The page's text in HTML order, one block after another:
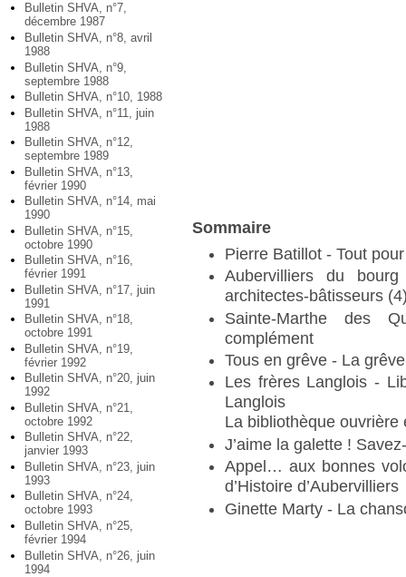
Bulletin SHVA, n°7,
décembre 1987
Bulletin SHVA, n°8, avril
1988
Bulletin SHVA, n°9,
septembre 1988
Bulletin SHVA, n°10, 1988
Bulletin SHVA, n°11, juin
1988
Bulletin SHVA, n°12,
septembre 1989
Bulletin SHVA, n°13,
février 1990
Bulletin SHVA, n°14, mai
1990
Bulletin SHVA, n°15,
octobre 1990
Bulletin SHVA, n°16,
février 1991
Bulletin SHVA, n°17, juin
1991
Bulletin SHVA, n°18,
octobre 1991
Bulletin SHVA, n°19,
février 1992
Bulletin SHVA, n°20, juin
1992
Bulletin SHVA, n°21,
octobre 1992
Bulletin SHVA, n°22,
janvier 1993
Bulletin SHVA, n°23, juin
1993
Bulletin SHVA, n°24,
octobre 1993
Bulletin SHVA, n°25,
février 1994
Bulletin SHVA, n°26, juin
1994
Sommaire
Pierre Batillot - Tout
Aubervilliers du
architectes-bâtisseurs
Sainte-Marthe des
complément
Tous en grêve - La
Les frères Langlois -
Langlois
La bibliothèque
J’aime la galette !
Appel… aux bonnes
d’Histoire d’Aubervilliers
Ginette Marty - La